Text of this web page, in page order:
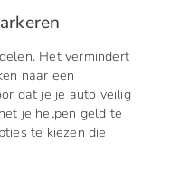
Het vermindert
naar een
dat je je auto veilig
je helpen geld te
te kiezen die